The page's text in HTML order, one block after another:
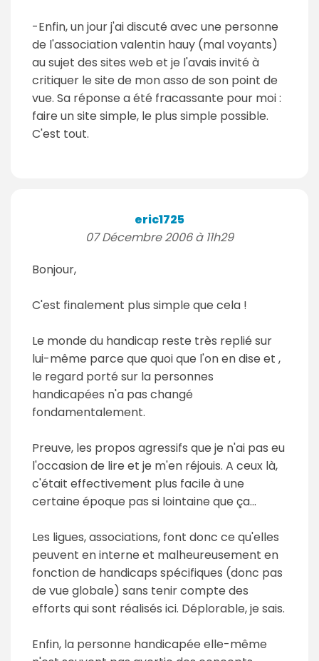
-Enfin, un jour j'ai discuté avec une personne
de l'association valentin hauy (mal voyants)
au sujet des sites web et je l'avais invité à
critiquer le site de mon asso de son point de
vue. Sa réponse a été fracassante pour moi :
faire un site simple, le plus simple possible.
C'est tout.
eric1725
07 Décembre 2006 à 11h29
Bonjour,
C'est finalement plus simple que cela !
Le monde du handicap reste très replié sur
lui-même parce que quoi que l'on en dise et ,
le regard porté sur la personnes
handicapées n'a pas changé
fondamentalement.
Preuve, les propos agressifs que je n'ai pas eu
l'occasion de lire et je m'en réjouis. A ceux là,
c'était effectivement plus facile à une
certaine époque pas si lointaine que ça...
Les ligues, associations, font donc ce qu'elles
peuvent en interne et malheureusement en
fonction de handicaps spécifiques (donc pas
de vue globale) sans tenir compte des
efforts qui sont réalisés ici. Déplorable, je sais.
Enfin, la personne handicapée elle-même